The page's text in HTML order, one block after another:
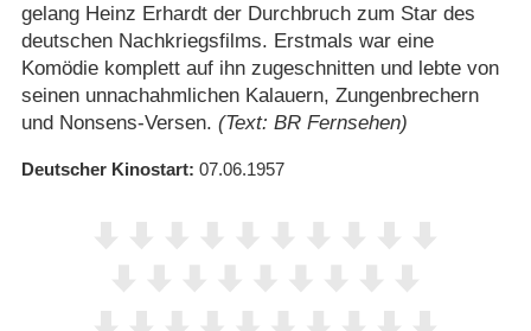
gelang Heinz Erhardt der Durchbruch zum Star des
deutschen Nachkriegsfilms. Erstmals war eine
Komödie komplett auf ihn zugeschnitten und lebte von
seinen unnachahmlichen Kalauern, Zungenbrechern
und Nonsens-Versen. (Text: BR Fernsehen)
Deutscher Kinostart 07.06.1957